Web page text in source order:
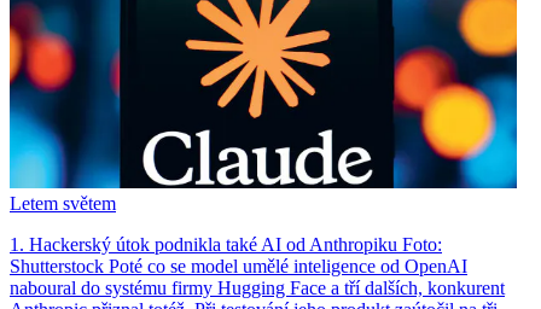
Letem světem
1. Hackerský útok podnikla také AI od Anthropiku Foto:
Shutterstock Poté co se model umělé inteligence od OpenAI
naboural do systému firmy Hugging Face a tří dalších, konkurent